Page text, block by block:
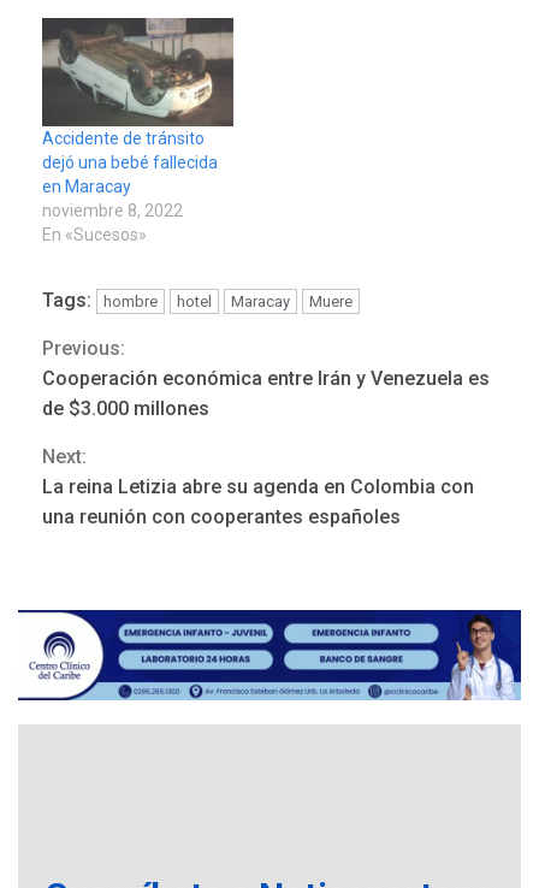
Accidente de tránsito
dejó una bebé fallecida
en Maracay
noviembre 8, 2022
En «Sucesos»
Tags: hombre hotel Maracay Muere
Continue
Reading
Previous:
Cooperación económica entre Irán y Venezuela es
de $3.000 millones
Next:
La reina Letizia abre su agenda en Colombia con
una reunión con cooperantes españoles
REGIONALES ÚLTIMA HORA
Mariño fortalece capacidad
operativa con flota
gestión
REGIONALES ÚLTIMA HORA
Reparan hundimiento de la
«Juan Bautista Arismendi» a
trabajan en diplomado para